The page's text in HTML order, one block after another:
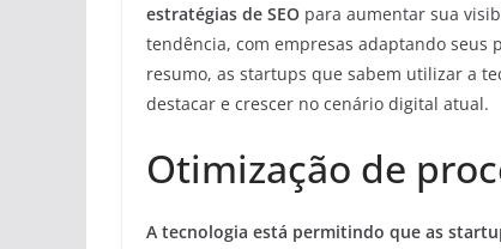
estratégias de SEO para aumentar sua
tendência, com empresas adaptando seus
resumo, as startups que sabem utilizar a
destacar e crescer no cenário digital atual.
Otimização de
A tecnologia está permitindo que as